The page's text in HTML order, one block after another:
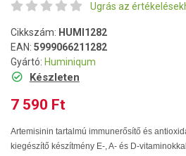
Ugrás az
Cikkszám: HUMI1282
EAN: 5999066211282
Gyártó: Huminiqum
Készleten
7 590 Ft
Artemisinin tartalmú immunerősítő és
kiegészítő készítmény E-, A- és D-